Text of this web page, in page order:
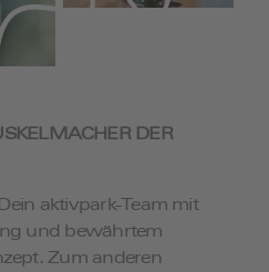
DER
aktivpark-Team mit
und bewährtem
Zum anderen